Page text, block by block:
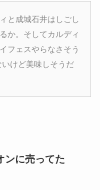
と成城石井はしごし
か。そしてカルディ
フェスやらなさそう
けど美味しそうだ
ンに売ってた